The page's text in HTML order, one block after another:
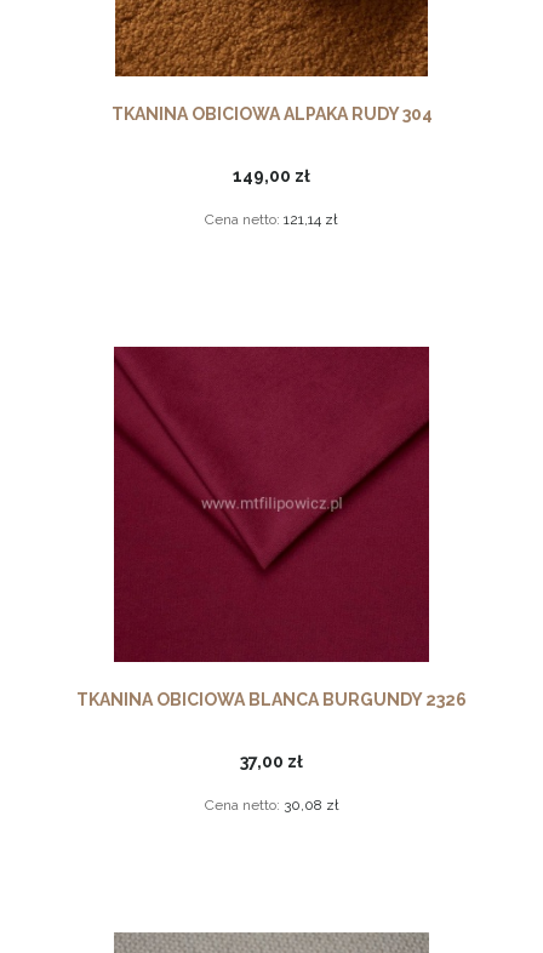
TKANINA OBICIOWA ALPAKA RUDY 304
149,00 zł
Cena netto: 121,14 zł
TKANINA OBICIOWA BLANCA BURGUNDY 2326
37,00 zł
Cena netto: 30,08 zł